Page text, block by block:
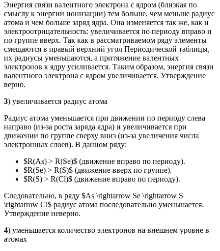
Энергия связи валентного электрона с ядром (близкая по
смыслу к энергии ионизации) тем больше, чем меньше радиус
атома и чем больше заряд ядра. Она изменяется так же, как и
электроотрицательность: увеличивается по периоду вправо и
по группе вверх. Так как в рассматриваемом ряду элементы
смещаются в правый верхний угол Периодической таблицы,
их радиусы уменьшаются, а притяжение валентных
электронов к ядру усиливается. Таким образом, энергия связи
валентного электрона с ядром увеличивается. Утверждение
верно.
3) увеличивается радиус атома
Радиус атома уменьшается при движении по периоду слева
направо (из-за роста заряда ядра) и увеличивается при
движении по группе сверху вниз (из-за увеличения числа
электронных слоев). В данном ряду:
$R(As) > R(Se)$ (движение вправо по периоду).
$R(Se) > R(S)$ (движение вверх по группе).
$R(S) > R(Cl)$ (движение вправо по периоду).
Следовательно, в ряду $As \rightarrow Se \rightarrow S
\rightarrow Cl$ радиус атома последовательно уменьшается.
Утверждение неверно.
4) уменьшается количество электронов на внешнем уровне в
атомах